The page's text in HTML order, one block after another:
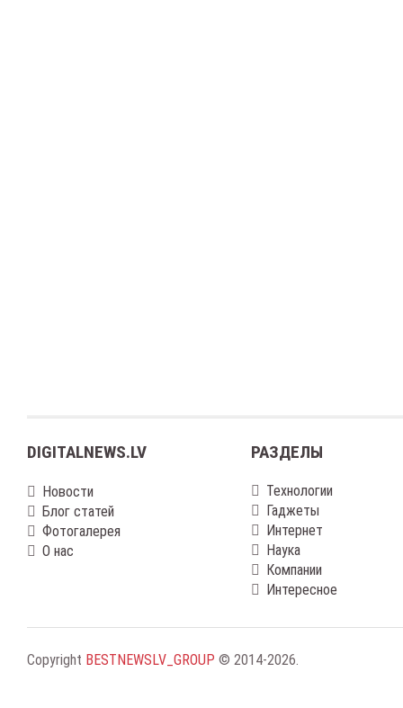
DIGITALNEWS.LV
Новости
Блог статей
Фотогалерея
О нас
РАЗДЕЛЫ
Технологии
Гаджеты
Интернет
Наука
Компании
Интересное
Copyright BESTNEWSLV_GROUP © 2014-2026.